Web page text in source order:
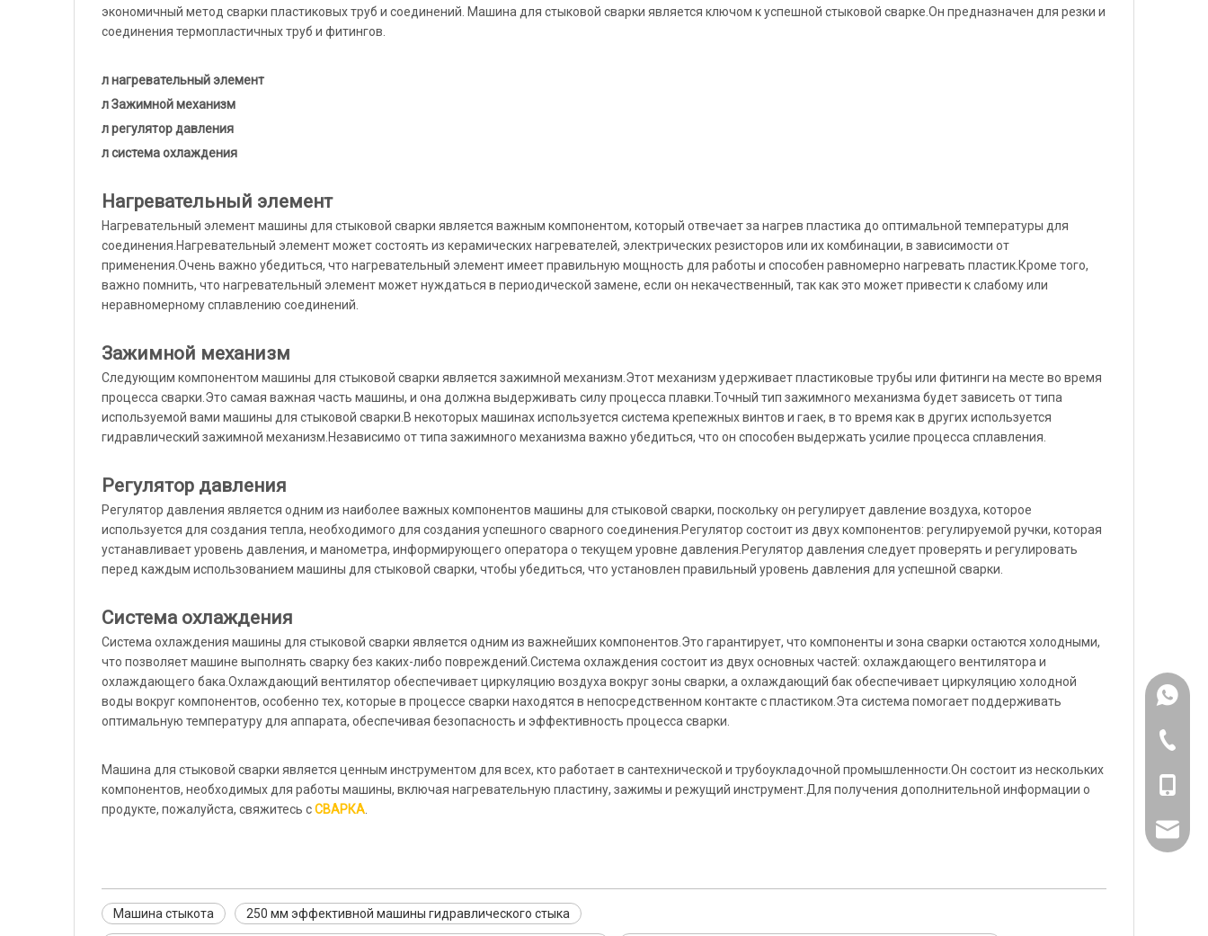
экономичный метод сварки пластиковых труб и соединений. Машина для стыковой сварки является ключом к успешной стыковой сварке.Он предназначен для резки и
соединения термопластичных труб и фитингов.
л нагревательный элемент
л Зажимной механизм
л регулятор давления
л система охлаждения
Нагревательный элемент
Нагревательный элемент машины для стыковой сварки является важным компонентом, который отвечает за нагрев пластика до оптимальной температуры для
соединения.Нагревательный элемент может состоять из керамических нагревателей, электрических резисторов или их комбинации, в зависимости от
применения.Очень важно убедиться, что нагревательный элемент имеет правильную мощность для работы и способен равномерно нагревать пластик.Кроме того,
важно помнить, что нагревательный элемент может нуждаться в периодической замене, если он некачественный, так как это может привести к слабому или
неравномерному сплавлению соединений.
Зажимной механизм
Следующим компонентом машины для стыковой сварки является зажимной механизм.Этот механизм удерживает пластиковые трубы или фитинги на месте во время
процесса сварки.Это самая важная часть машины, и она должна выдерживать силу процесса плавки.Точный тип зажимного механизма будет зависеть от типа
используемой вами машины для стыковой сварки.В некоторых машинах используется система крепежных винтов и гаек, в то время как в других используется
гидравлический зажимной механизм.Независимо от типа зажимного механизма важно убедиться, что он способен выдержать усилие процесса сплавления.
Регулятор давления
Регулятор давления является одним из наиболее важных компонентов машины для стыковой сварки, поскольку он регулирует давление воздуха, которое
используется для создания тепла, необходимого для создания успешного сварного соединения.Регулятор состоит из двух компонентов: регулируемой ручки, которая
устанавливает уровень давления, и манометра, информирующего оператора о текущем уровне давления.Регулятор давления следует проверять и регулировать
перед каждым использованием машины для стыковой сварки, чтобы убедиться, что установлен правильный уровень давления для успешной сварки.
Система охлаждения
Система охлаждения машины для стыковой сварки является одним из важнейших компонентов.Это гарантирует, что компоненты и зона сварки остаются холодными,
что позволяет машине выполнять сварку без каких-либо повреждений.Система охлаждения состоит из двух основных частей: охлаждающего вентилятора и
охлаждающего бака.Охлаждающий вентилятор обеспечивает циркуляцию воздуха вокруг зоны сварки, а охлаждающий бак обеспечивает циркуляцию холодной
воды вокруг компонентов, особенно тех, которые в процессе сварки находятся в непосредственном контакте с пластиком.Эта система помогает поддерживать
оптимальную температуру для аппарата, обеспечивая безопасность и эффективность процесса сварки.
Машина для стыковой сварки является ценным инструментом для всех, кто работает в сантехнической и трубоукладочной промышленности.Он состоит из нескольких
компонентов, необходимых для работы машины, включая нагревательную пластину, зажимы и режущий инструмент.Для получения дополнительной информации о
продукте, пожалуйста, свяжитесь сСВАРКА
Машина стыкота 250 мм эффективной машины гидравлического стыка
571-